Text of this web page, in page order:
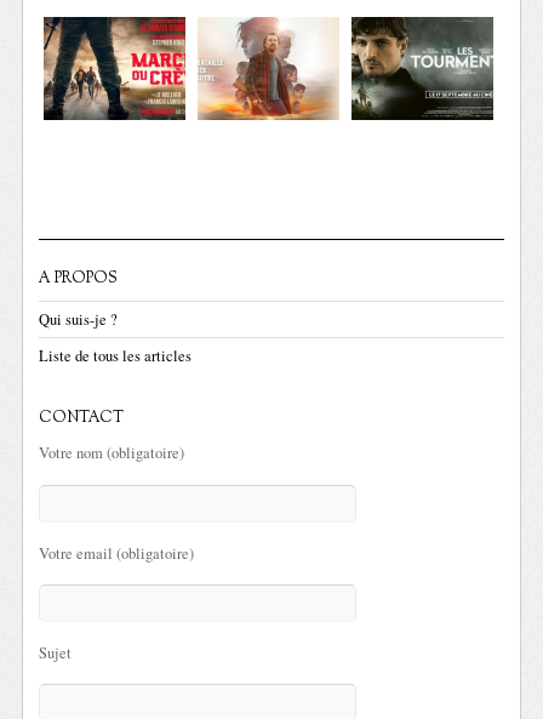
A PROPOS
Qui suis-je ?
Liste de tous les articles
CONTACT
Votre nom (obligatoire)
Votre email (obligatoire)
Sujet